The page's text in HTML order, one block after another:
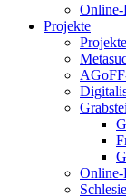
Online-
Projekte
Online-